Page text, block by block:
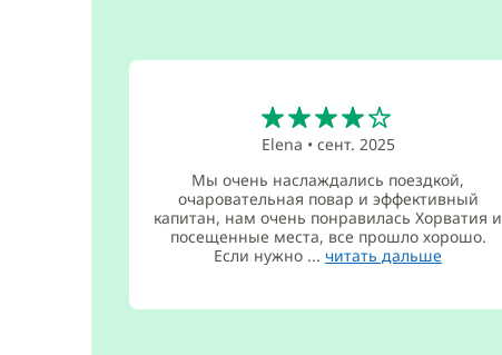
Elena • сент. 2025
Мы очень наслаждались поездкой,
очаровательная повар и эффективный
капитан, нам очень понравилась Хорватия и
посещенные места, все прошло хорошо.
Если нужно ...читать дальше